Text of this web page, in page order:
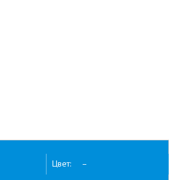
Цвет: –